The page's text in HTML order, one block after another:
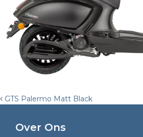
Post
navigation
GTS Palermo Matt Black
Over Ons